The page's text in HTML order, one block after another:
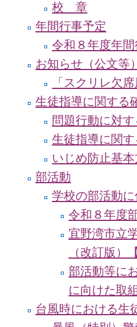
校 章
年間行事予定
令和８年度年
お知らせ（公文等
「スクリレ欠
生徒指導に関する
問題行動に対
生徒指導に関
いじめ防止基
部活動
学校の部活動
令和８年度
宜野湾市立
（改訂版
部活動等に
に向けた取
台風時における生